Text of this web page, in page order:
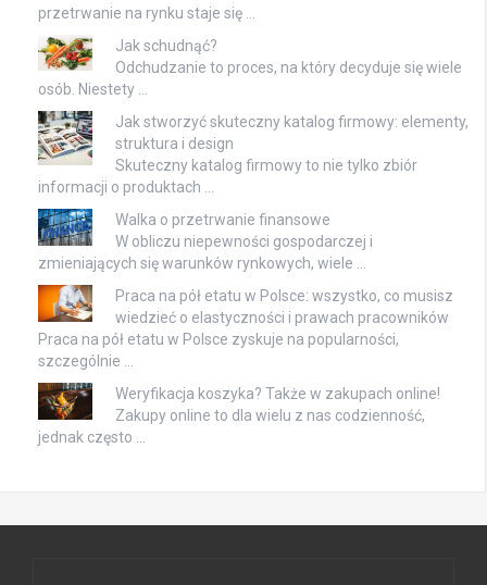
przetrwanie na rynku staje się …
Jak schudnąć?
Odchudzanie to proces, na który decyduje się wiele
osób. Niestety …
Jak stworzyć skuteczny katalog firmowy: elementy,
struktura i design
Skuteczny katalog firmowy to nie tylko zbiór
informacji o produktach …
Walka o przetrwanie finansowe
W obliczu niepewności gospodarczej i
zmieniających się warunków rynkowych, wiele …
Praca na pół etatu w Polsce: wszystko, co musisz
wiedzieć o elastyczności i prawach pracowników
Praca na pół etatu w Polsce zyskuje na popularności,
szczególnie …
Weryfikacja koszyka? Także w zakupach online!
Zakupy online to dla wielu z nas codzienność,
jednak często …